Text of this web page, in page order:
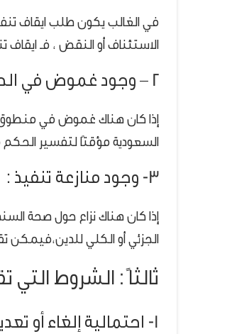
في الغالب يكون طلب ايقاف
الاستئناف أو النقض ، فـ
2 – وجود غموض في الحكم :
إذا كان هناك غموض في
السعودية مؤقتًا لتفسير
3- وجود منازعة تنفيذ :
إذا كان هناك نزاع حول صحة
الجزئي أو الكلي للدين،فيمكن
ثالثاً : الشروط التي
1- احتمالية إلغاء أو تعديل الحكم :